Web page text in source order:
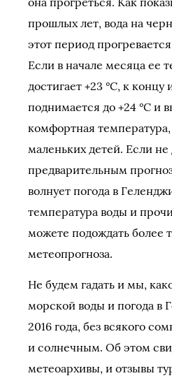
прошлых лет, вода на
этот период
Если в начале месяца ее
достигает +23 °C, к концу
поднимается до +24 °C и
комфортная
маленьких детей. Если не
предварительным
волнует погода в
температура воды и
можете подождать более
метеопрогноза.
Не будем гадать и мы,
морской воды и погода в
2016 года, без всякого
и солнечным. Об этом
метеоархивы, и отзывы